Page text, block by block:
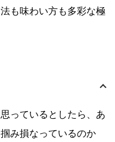
も味わい方も多彩な極
っているとしたら、あ
み損なっているのか